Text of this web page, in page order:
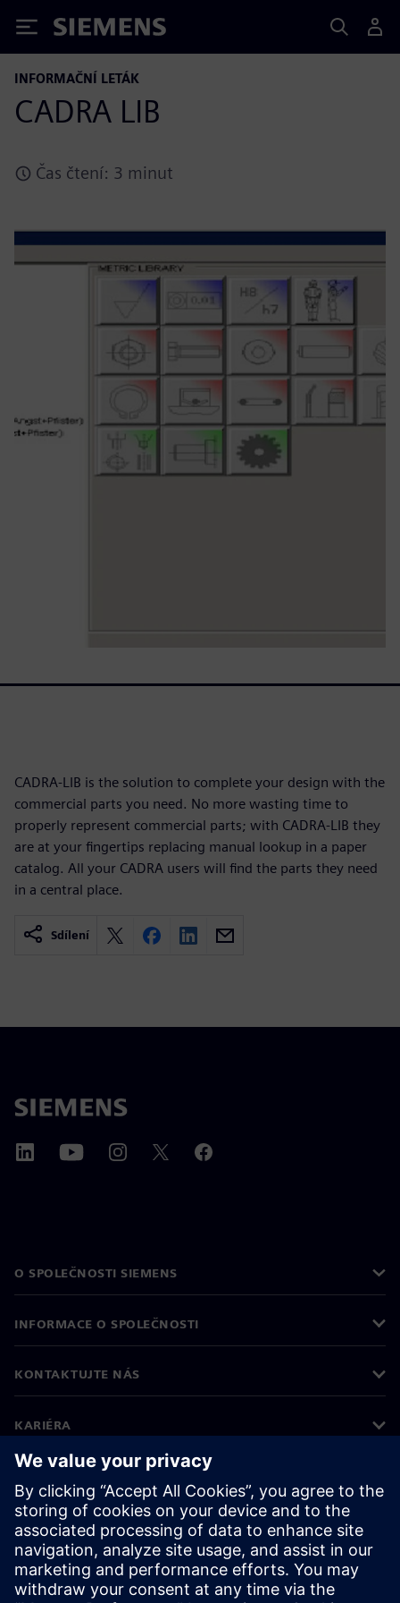
Siemens
INFORMAČNÍ LETÁK
CADRA LIB
Čas čtení: 3 minut
CADRA-LIB is the solution to complete your design with the
commercial parts you need. No more wasting time to
properly represent commercial parts; with CADRA-LIB they
are at your fingertips replacing manual lookup in a paper
catalog. All your CADRA users will find the parts they need
in a central place.
Sdílení
O SPOLEČNOSTI SIEMENS
INFORMACE O SPOLEČNOSTI
KONTAKTUJTE NÁS
KARIÉRA
©Siemens 2026
Informace o firmě
Oznámení o ochraně osobních údajů